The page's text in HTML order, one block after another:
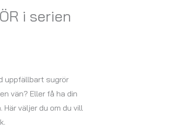
i serien
uppfällbart sugrör
vän? Eller få ha din
väljer du om du vill